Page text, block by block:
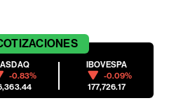
-0.83%
IBOVESPA
-0.09%
177,726.17